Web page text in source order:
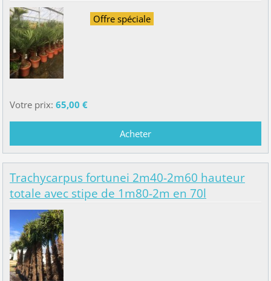
Offre spéciale
Votre prix: 65,00 €
Trachycarpus fortunei 2m40-2m60 hauteur
totale avec stipe de 1m80-2m en 70l